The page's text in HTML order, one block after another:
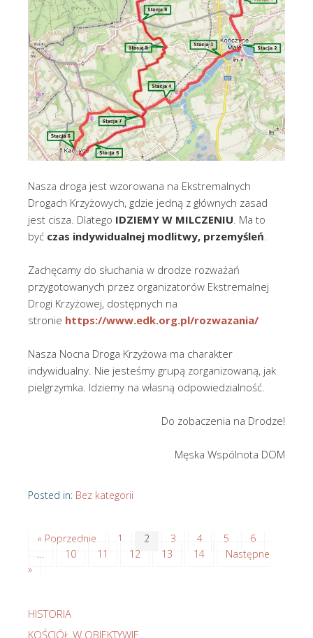
Nasza droga jest wzorowana na Ekstremalnych
Drogach Krzyżowych, gdzie jedną z głównych zasad
jest cisza. Dlatego IDZIEMY W MILCZENIU. Ma to
być czas indywidualnej modlitwy, przemyśleń.
Zachęcamy do słuchania w drodze rozważań
przygotowanych przez organizatorów Ekstremalnej
Drogi Krzyżowej, dostępnych na
stronie https://www.edk.org.pl/rozwazania/
Nasza Nocna Droga Krzyżowa ma charakter
indywidualny. Nie jesteśmy grupą zorganizowaną, jak
pielgrzymka. Idziemy na własną odpowiedzialność.
Do zobaczenia na Drodze!
Męska Wspólnota DOM
Posted in: Bez kategorii
« Poprzednie 1 2 3 4 5
6
…
10 11 12 13 14
Następne
»
HISTORIA
KOŚCIÓŁ W OBIEKTYWIE